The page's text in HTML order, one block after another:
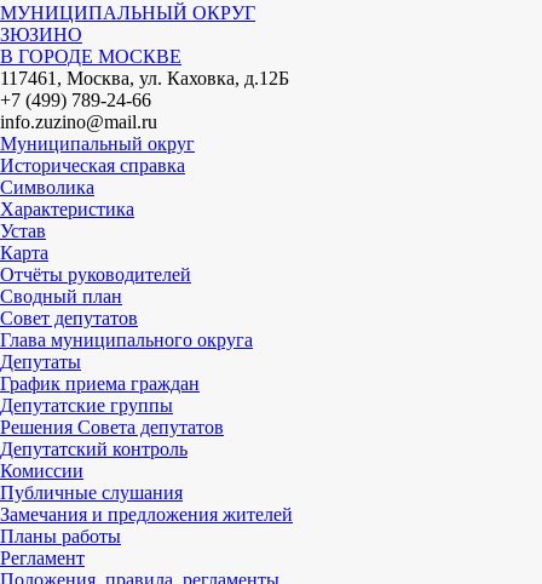
МУНИЦИПАЛЬНЫЙ ОКРУГ
ЗЮЗИНО
В ГОРОДЕ МОСКВЕ
117461, Москва, ул. Каховка, д.12Б
+7 (499) 789-24-66
info.zuzino@mail.ru
Муниципальный округ
Историческая справка
Символика
Характеристика
Устав
Карта
Отчёты руководителей
Сводный план
Совет депутатов
Глава муниципального округа
Депутаты
График приема граждан
Депутатские группы
Решения Совета депутатов
Депутатский контроль
Комиссии
Публичные слушания
Замечания и предложения жителей
Планы работы
Регламент
Положения, правила, регламенты